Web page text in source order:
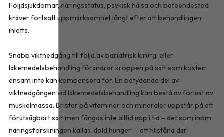
Följdsjukdomar, näringsstatus, psykisk hälsa och beteendestöd
kräver fortsatt uppmärksamhet långt efter att behandlingen
inletts.
Snabb viktnedgång till följd av bariatrisk kirurgi eller
läkemedelsbehandling förändrar kroppen på sätt som kosten
ensam inte kan kompensera för. En betydande del av
viktnedgången vid läkemedelsbehandling kan bestå av förlust av
muskelmassa. Brister på vitaminer och mineraler uppstår på ett
förutsägbart sätt men fångas inte alltid upp i tid – det som inom
näringsforskningen kallas 'dold hunger' – ett tillstånd där